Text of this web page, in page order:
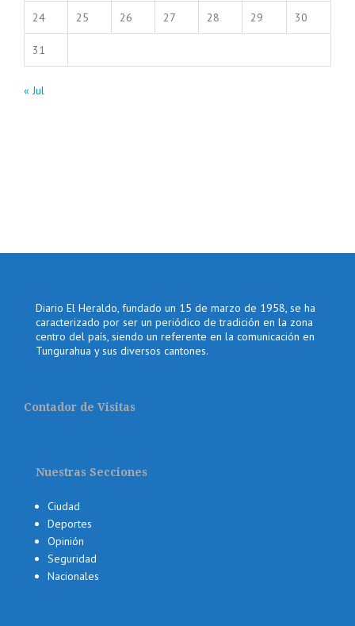
24 25 26 27 28 29 30
31
« Jul
Diario El Heraldo, fundado un 15 de marzo de 1958, se ha
caracterizado por ser un periódico de tradición en la zona
centro del país, siendo un referente en la comunicación en
Tungurahua y sus diversos cantones.
Contador de Visitas
Nuestras Secciones
Ciudad
Deportes
Opinión
Seguridad
Nacionales